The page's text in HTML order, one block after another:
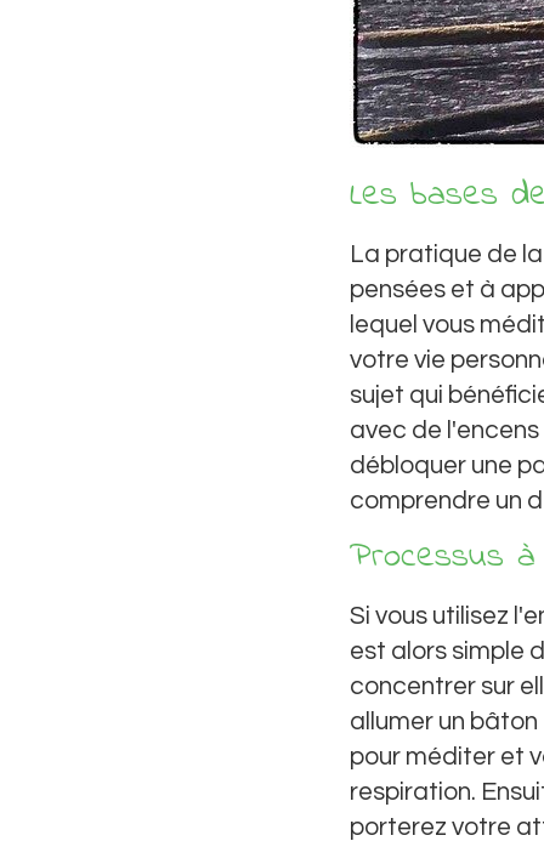
Les bases
La pratique de
pensées et à
lequel vous
votre vie
sujet qui
avec de l'encens
débloquer une
comprendre un
Processus
Si vous utilisez
est alors simple
concentrer sur
allumer un
pour méditer et
respiration.
porterez votre